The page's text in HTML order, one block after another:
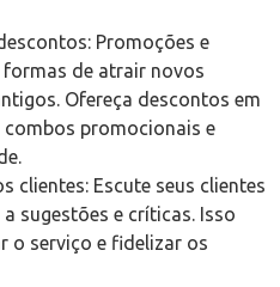
Promoções e
de atrair novos
Ofereça descontos em
promocionais e
clientes: Escute seus clientes
sugestões e críticas. Isso
o serviço e fidelizar os